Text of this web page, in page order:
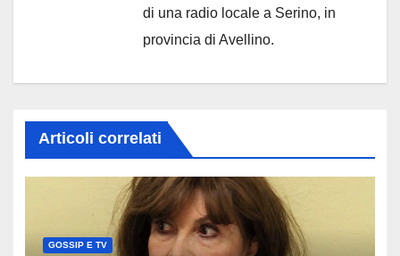
di una radio locale a Serino, in
provincia di Avellino.
Articoli correlati
GOSSIP E TV